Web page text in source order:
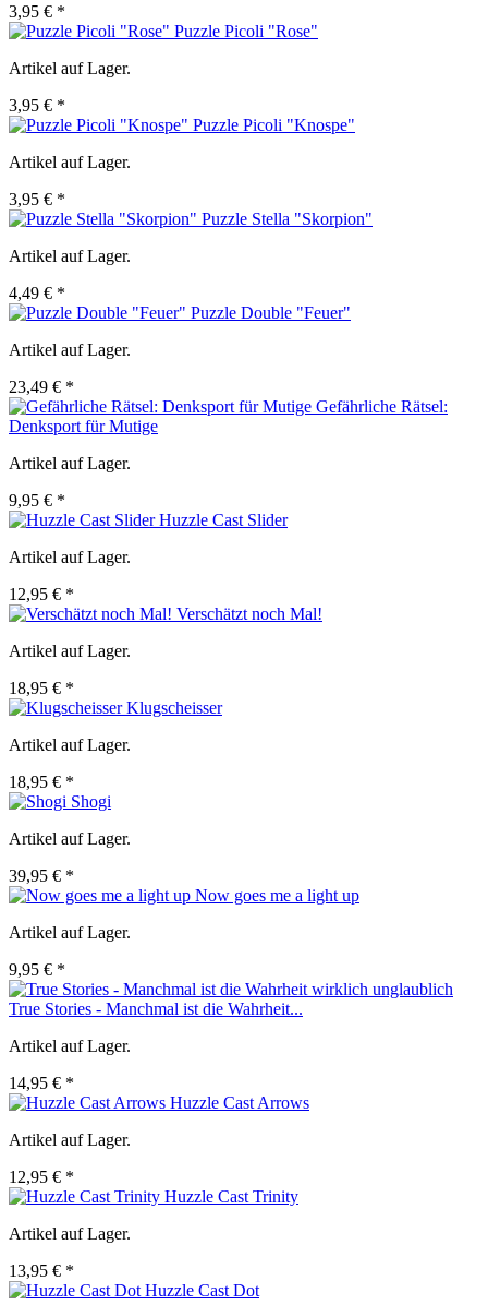
3,95 € *
Puzzle Picoli "Rose"
Artikel auf Lager.
3,95 € *
Puzzle Picoli "Knospe"
Artikel auf Lager.
3,95 € *
Puzzle Stella "Skorpion"
Artikel auf Lager.
4,49 € *
Puzzle Double "Feuer"
Artikel auf Lager.
23,49 € *
Gefährliche Rätsel:
Denksport für Mutige
Artikel auf Lager.
9,95 € *
Huzzle Cast Slider
Artikel auf Lager.
12,95 € *
Verschätzt noch Mal!
Artikel auf Lager.
18,95 € *
Klugscheisser
Artikel auf Lager.
18,95 € *
Shogi
Artikel auf Lager.
39,95 € *
Now goes me a light up
Artikel auf Lager.
9,95 € *
True Stories - Manchmal ist die Wahrheit...
Artikel auf Lager.
14,95 € *
Huzzle Cast Arrows
Artikel auf Lager.
12,95 € *
Huzzle Cast Trinity
Artikel auf Lager.
13,95 € *
Huzzle Cast Dot